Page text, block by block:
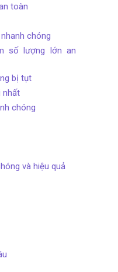
toàn
chóng
số lượng lớn an
bị tụt
nhất
chóng
và hiệu quả